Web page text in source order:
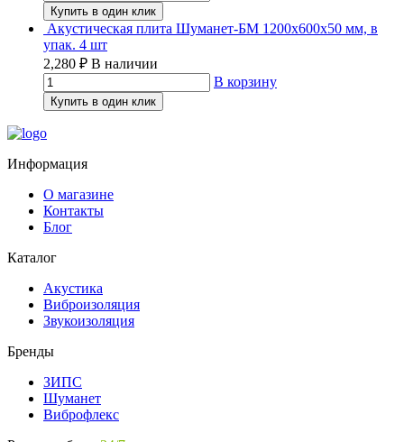
Купить в один клик
Акустическая плита Шуманет-БМ 1200х600х50 мм, в
упак. 4 шт
2,280 ₽ В наличии
В корзину
Купить в один клик
Информация
О магазине
Контакты
Блог
Каталог
Акустика
Виброизоляция
Звукоизоляция
Бренды
ЗИПС
Шуманет
Виброфлекс